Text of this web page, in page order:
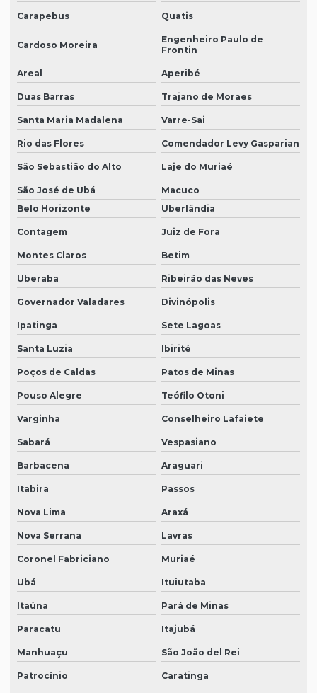
Carapebus Quatis
Cardoso Moreira
Engenheiro Paulo de
Frontin
Areal Aperibé
Duas Barras Trajano de Moraes
Santa Maria Madalena Varre-Sai
Rio das Flores Comendador Levy Gasparian
São Sebastião do Alto Laje do Muriaé
São José de Ubá
Macuco
Belo Horizonte
Uberlândia
Contagem Juiz de Fora
Montes Claros Betim
Uberaba Ribeirão das Neves
Governador Valadares Divinópolis
Ipatinga Sete Lagoas
Santa Luzia Ibirité
Poços de Caldas Patos de Minas
Pouso Alegre Teófilo Otoni
Varginha Conselheiro Lafaiete
Sabará Vespasiano
Barbacena Araguari
Itabira Passos
Nova Lima Araxá
Nova Serrana Lavras
Coronel Fabriciano Muriaé
Ubá Ituiutaba
Itaúna Pará de Minas
Paracatu Itajubá
Manhuaçu São João del Rei
Patrocínio Caratinga